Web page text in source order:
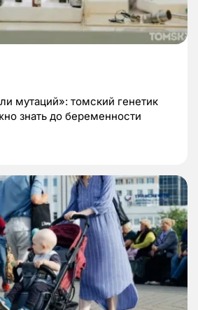
мутаций»: томский генетик
знать до беременности